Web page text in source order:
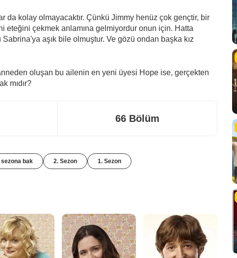
da kolay olmayacaktır. Çünkü Jimmy henüz çok gençtir, bir
eteğini çekmek anlamına gelmiyordur onun için. Hatta
aşık bile olmuştur. Ve gözü ondan başka kız
oluşan bu ailenin en yeni üyesi Hope ise, gerçekten
mıdır?
66 Bölüm
sezona bak 2. Sezon 1. Sezon